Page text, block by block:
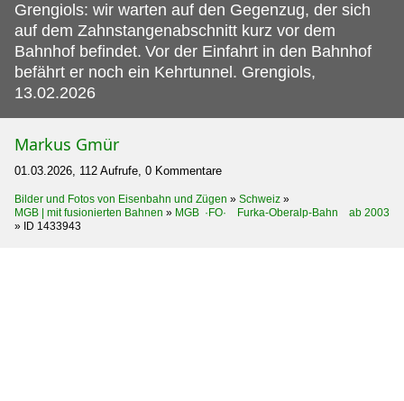
Grengiols: wir warten auf den Gegenzug, der sich
auf dem Zahnstangenabschnitt kurz vor dem
Bahnhof befindet. Vor der Einfahrt in den Bahnhof
befährt er noch ein Kehrtunnel. Grengiols,
13.02.2026
Markus Gmür
01.03.2026, 112 Aufrufe, 0 Kommentare
Bilder und Fotos von Eisenbahn und Zügen » Schweiz »
MGB | mit fusionierten Bahnen » MGB ·FO· Furka-Oberalp-Bahn ab 2003
» ID 1433943